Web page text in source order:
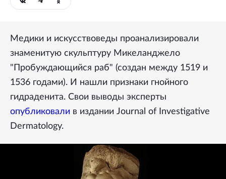
Медики и искусствоведы проанализировали
знаменитую скульптуру Микеланджело
"Пробуждающийся раб" (создан между 1519 и
1536 годами). И нашли признаки гнойного
гидраденита. Свои выводы эксперты
опубликовали в издании Journal of Investigative
Dermatology.